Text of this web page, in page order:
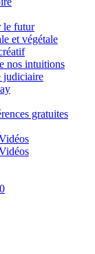
le futur
et végétale
nos intuitions
judiciaire
gratuites